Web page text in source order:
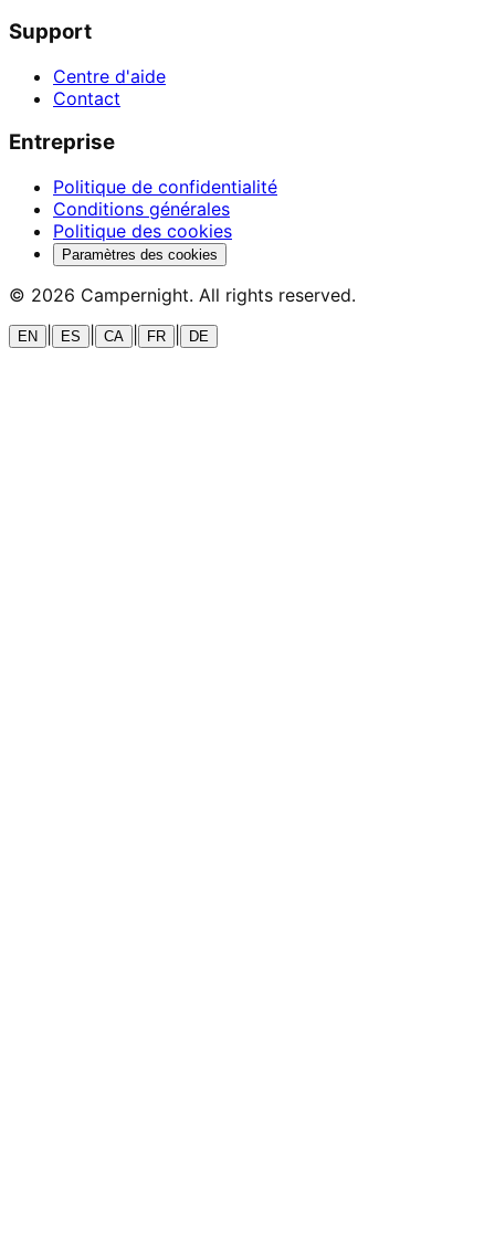
Support
Centre d'aide
Contact
Entreprise
Politique de confidentialité
Conditions générales
Politique des cookies
Paramètres des cookies
© 2026 Campernight. All rights reserved.
EN ES CA FR DE